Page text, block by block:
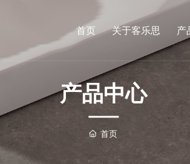
首页 关于客乐思 产
产品中心
首页